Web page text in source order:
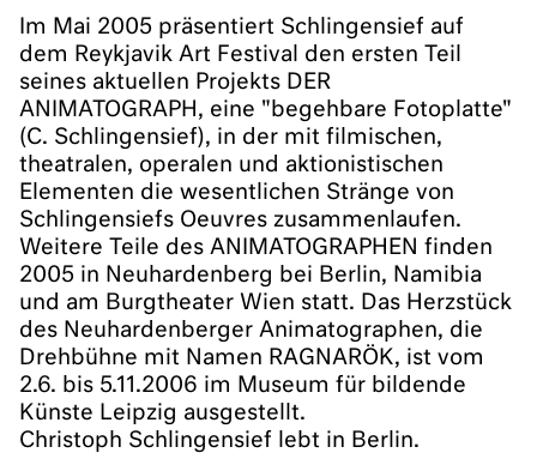
Im Mai 2005 präsentiert Schlingensief auf
dem Reykjavik Art Festival den ersten Teil
seines aktuellen Projekts DER
ANIMATOGRAPH, eine "begehbare Fotoplatte"
(C. Schlingensief), in der mit filmischen,
theatralen, operalen und aktionistischen
Elementen die wesentlichen Stränge von
Schlingensiefs Oeuvres zusammenlaufen.
Weitere Teile des ANIMATOGRAPHEN finden
2005 in Neuhardenberg bei Berlin, Namibia
und am Burgtheater Wien statt. Das Herzstück
des Neuhardenberger Animatographen, die
Drehbühne mit Namen RAGNARÖK, ist vom
2.6. bis 5.11.2006 im Museum für bildende
Künste Leipzig ausgestellt.
Christoph Schlingensief lebt in Berlin.